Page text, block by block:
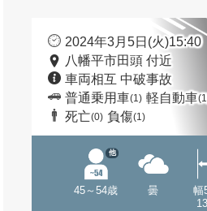
2024年3月5日(火)15:40
八幡平市田頭 付近
車両相互 中破事故
普通乗用車(1) 軽自動車
死亡(0) 負傷(1)
45～54歳
他
曇
幅